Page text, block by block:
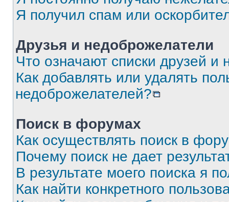
Я получил спам или
Друзья и недоброжелатели
Что означают списки друзей и
Как добавлять или удалять
недоброжелателей?
Поиск в форумах
Как осуществлять поиск в
Почему поиск не дает
В результате моего поиска я
Как найти конкретного